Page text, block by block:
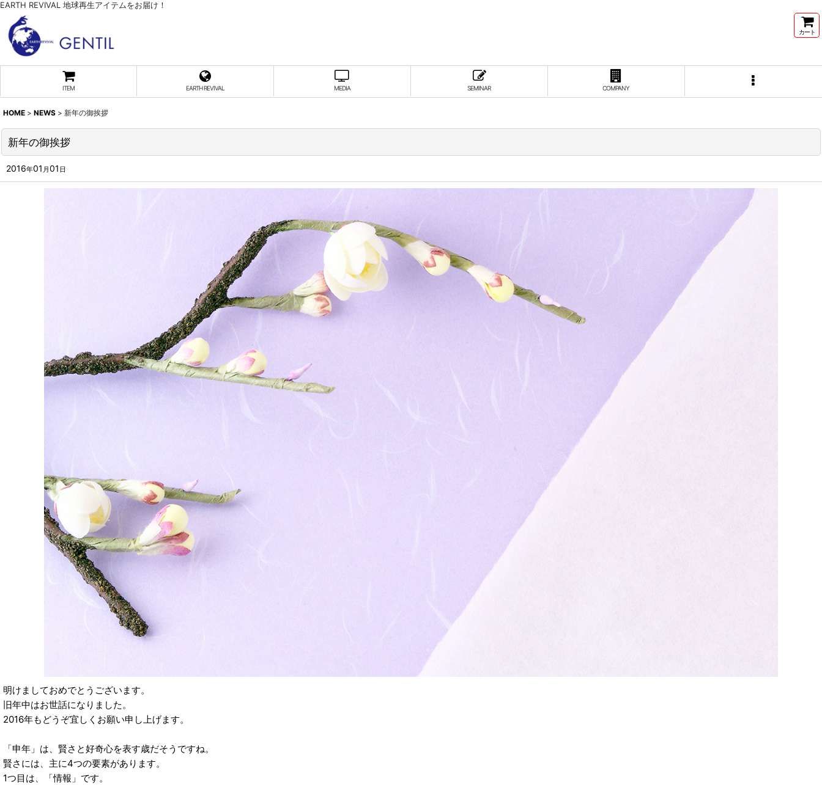
EARTH REVIVAL 地球再生アイテムをお届け！
カート
ITEM EARTH REVIVAL MEDIA SEMINAR COMPANY
HOME > NEWS > 新年の御挨拶
新年の御挨拶
2016年01 月 01 日
明けましておめでとうございます。
旧年中はお世話になりました。
2016年もどうぞ宜しくお願い申し上げます。
「申年」は、賢さと好奇心を表す歳だそうですね。
賢さには、主に4つの要素があります。
1つ目は、「情報」です。